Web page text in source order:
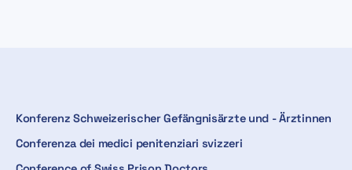
Konferenz Schweizerischer Gefängnisärzte und - Ärztinnen
Conferenza dei medici penitenziari svizzeri